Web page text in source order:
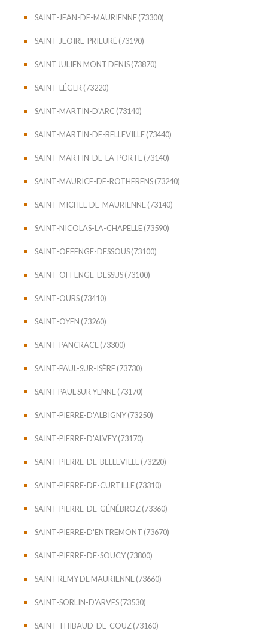
SAINT-JEAN-DE-MAURIENNE (73300)
SAINT-JEOIRE-PRIEURÉ (73190)
SAINT JULIEN MONT DENIS (73870)
SAINT-LÉGER (73220)
SAINT-MARTIN-D'ARC (73140)
SAINT-MARTIN-DE-BELLEVILLE (73440)
SAINT-MARTIN-DE-LA-PORTE (73140)
SAINT-MAURICE-DE-ROTHERENS (73240)
SAINT-MICHEL-DE-MAURIENNE (73140)
SAINT-NICOLAS-LA-CHAPELLE (73590)
SAINT-OFFENGE-DESSOUS (73100)
SAINT-OFFENGE-DESSUS (73100)
SAINT-OURS (73410)
SAINT-OYEN (73260)
SAINT-PANCRACE (73300)
SAINT-PAUL-SUR-ISÈRE (73730)
SAINT PAUL SUR YENNE (73170)
SAINT-PIERRE-D'ALBIGNY (73250)
SAINT-PIERRE-D'ALVEY (73170)
SAINT-PIERRE-DE-BELLEVILLE (73220)
SAINT-PIERRE-DE-CURTILLE (73310)
SAINT-PIERRE-DE-GÉNÉBROZ (73360)
SAINT-PIERRE-D'ENTREMONT (73670)
SAINT-PIERRE-DE-SOUCY (73800)
SAINT REMY DE MAURIENNE (73660)
SAINT-SORLIN-D'ARVES (73530)
SAINT-THIBAUD-DE-COUZ (73160)